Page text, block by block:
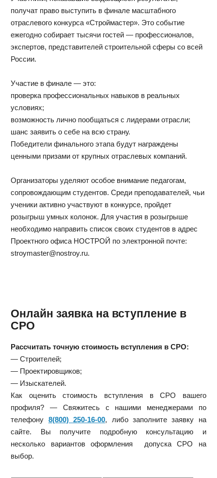
получат право выступить в финале масштабного
отраслевого конкурса «Строймастер». Это событие
ежегодно собирает тысячи гостей — профессионалов,
экспертов, представителей строительной сферы со всей
России.
Участие в финале — это:
проверка профессиональных навыков в реальных
условиях;
возможность лично пообщаться с лидерами отрасли;
шанс заявить о себе на всю страну.
Победители финального этапа будут награждены
ценными призами от крупных отраслевых компаний.
Организаторы уделяют особое внимание педагогам,
сопровождающим студентов. Среди преподавателей, чьи
ученики активно участвуют в конкурсе, пройдет
розыгрыш умных колонок. Для участия в розыгрыше
необходимо направить список своих студентов в адрес
Проектного офиса НОСТРОЙ по электронной почте:
stroymaster@nostroy.ru.
Онлайн заявка на вступление в
СРО
Рассчитать точную стоимость вступления в СРО:
— Строителей;
— Проектировщиков;
— Изыскателей.
Как оценить стоимость вступления в СРО вашего
профиля? — Свяжитесь с нашими менеджерами по
телефону 8(800) 250-16-00, либо заполните заявку на
сайте. Вы получите подробную консультацию и
несколько вариантов оформления допуска СРО на
выбор.